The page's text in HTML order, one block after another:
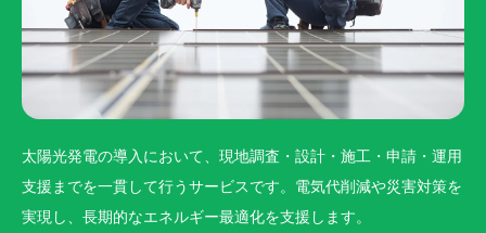
太陽光発電の導入において、現地調査・設計・施工・申請・運用
支援までを一貫して行うサービスです。電気代削減や災害対策を
実現し、長期的なエネルギー最適化を支援します。